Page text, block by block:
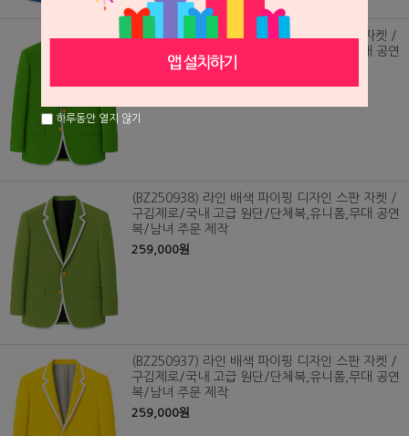
(BZ250939) 라인 배색 파이핑 디자인 스판 자켓 /
구김제로/국내 고급 원단/단체복,유니폼,무대 공연
복/남녀 주문 제작
259,000원
(BZ250938) 라인 배색 파이핑 디자인 스판 자켓 /
구김제로/국내 고급 원단/단체복,유니폼,무대 공연
복/남녀 주문 제작
259,000원
(BZ250937) 라인 배색 파이핑 디자인 스판 자켓 /
구김제로/국내 고급 원단/단체복,유니폼,무대 공연
복/남녀 주문 제작
259,000원
하루동안 열지 않기